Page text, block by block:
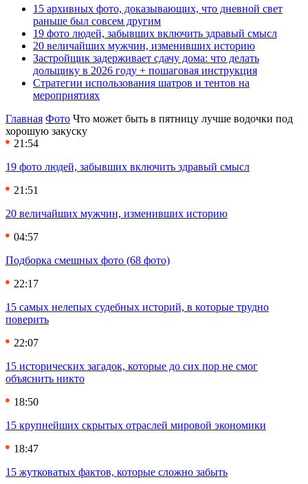
15 архивных фото, доказывающих, что дневной свет
раньше был совсем другим
19 фото людей, забывших включить здравый смысл
20 величайших мужчин, изменивших историю
Застройщик задерживает сдачу дома: что делать
дольщику в 2026 году + пошаговая инструкция
Стратегии использования шатров и тентов на
мероприятиях
Главная Фото Что может быть в пятницу лучше водочки под
хорошую закуску
21:54
19 фото людей, забывших включить здравый смысл
21:51
20 величайших мужчин, изменивших историю
04:57
Подборка смешных фото (68 фото)
22:17
15 самых нелепых судебных историй, в которые трудно
поверить
22:07
15 исторических загадок, которые до сих пор не смог
объяснить никто
18:50
15 крупнейших скрытых отраслей мировой экономики
18:47
15 жутковатых фактов, которые сложно забыть